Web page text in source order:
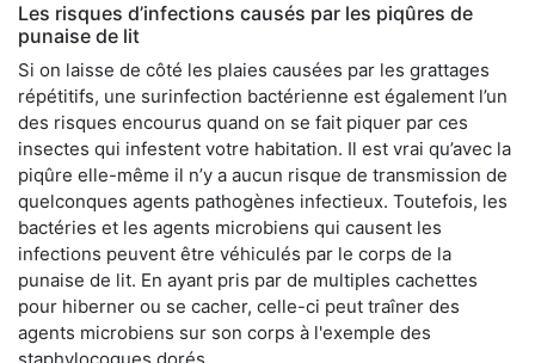
Les risques d’infections causés par les piqûres de
punaise de lit
Si on laisse de côté les plaies causées par les grattages
répétitifs, une surinfection bactérienne est également l’un
des risques encourus quand on se fait piquer par ces
insectes qui infestent votre habitation. Il est vrai qu’avec la
piqûre elle-même il n’y a aucun risque de transmission de
quelconques agents pathogènes infectieux. Toutefois, les
bactéries et les agents microbiens qui causent les
infections peuvent être véhiculés par le corps de la
punaise de lit. En ayant pris par de multiples cachettes
pour hiberner ou se cacher, celle-ci peut traîner des
agents microbiens sur son corps à l'exemple des